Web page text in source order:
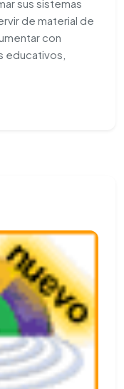
sus sistemas
de material de
con